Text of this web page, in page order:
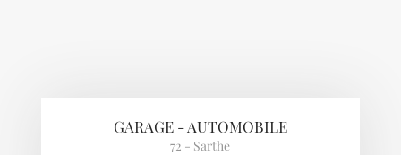
GARAGE - AUTOMOBILE
72 - Sarthe